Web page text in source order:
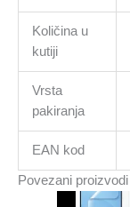
Količina u
kutiji
Vrsta
pakiranja
EAN kod
Povezani proizvodi